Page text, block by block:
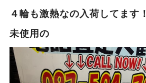
４輪も激熱なの入荷してます！
未使用の